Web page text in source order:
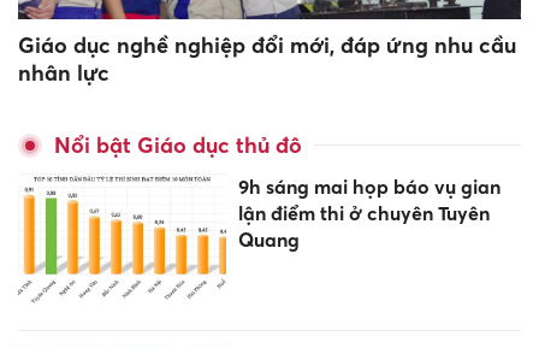
Giáo dục nghề nghiệp đổi mới, đáp ứng nhu cầu
nhân lực
Nổi bật Giáo dục thủ đô
9h sáng mai họp báo vụ gian
lận điểm thi ở chuyên Tuyên
Quang